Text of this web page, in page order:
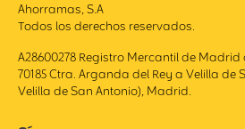
Ahorramas, S.A
Todos los derechos reservados.
A28600278 Registro Mercantil de Madrid
70185 Ctra. Arganda del Rey a Velilla de
Velilla de San Antonio), Madrid.